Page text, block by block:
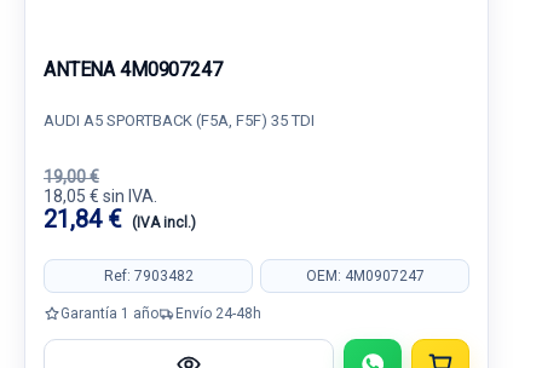
ANTENA 4M0907247
AUDI A5 SPORTBACK (F5A, F5F) 35 TDI
19,00 €
18,05 € sin IVA.
21,84 € (IVA incl.)
Ref: 7903482 OEM: 4M0907247
Garantía 1 año Envío 24-48h